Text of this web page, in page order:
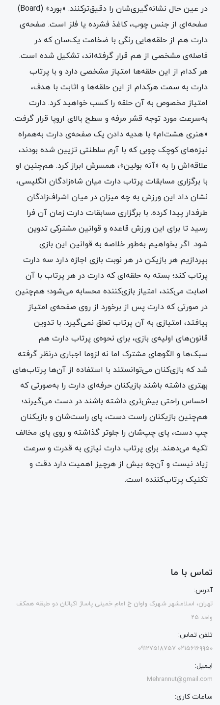
در عین حال نشانه‌گیری‌شان را دقیق‌ترکنند. «بورد» (Board)
صفحه‌ای از جنس چوب، کاغذ فشرده یا فلز است. صفحه‌ی
دارت هم از حلقه‌هایی رنگی‌ با ضخامت یک‌سان که در
فاصله‌ی مشخصی از ‌هم قرار گرفته‌اند، تشکیل شده است.
هر کدام از این حلقه‌ها امتیاز مشخصی دارد و با پرتاب
دارت به سمت هرکدام از این حلقه‌ها و اثابت با هدف،
امتیاز مخصوص به آن حلقه را کسب خواهید کرد. دارت
به‌سرعت مورد توجه قشر مرفه و سطح بالای اروپا قرار گرفت.
«هنری هشت‌ام» با هدیه دادن یک صفحه‌ی دارت به‌همراه
نیزه‌های کوچک چوبی که با آرم سلطنتی تزیین شده بودند،
علاقه‌‌اش‌ را به «آنه بولین»، همسرش ابراز کرد. هم‌چنین او
با برگزاری مسابقات پرتاب دارت میان شاه‌زادگان انگلیسی،
نشان داد این ورزش به چه میزان در میان اشراف‌زادگان
طرفدار پیدا کرده. با برگزاری مسابقات دارت زمان‌ آن فرا
رسید تا برای این ورزش قاعده‌ و قوانین‌ مشترکی تدوین
شود. اگر بخواهیم به‌طور خلاصه به قوانین این بازی
بپردازیم هر بازیکن در هر نوبت بازی اجازه دارد سه دارت
پرتاب کند؛ بسته به حلقه‌ای که دارت در هر پرتاب با آن
اصابت می‌کند، امتیاز بازی‌کننده محسابه می‌شود؛ هم‌چنین
در صورتی که دارت پس از برخورد از روی صفحه‌ی امتیاز
بیافتد، ‌امتیازی به آن پرتاب تعلق نمی‌گیرد. با تدوین
قانون‌های اولیه‌ی بازی، برای نحوه‌ی پرتاب دارت هم
سبک‌ها و الگوهای مشترک اما نه لزوما اجباری درنظر گرفته
شد که بازی‌کنان می‌توانستند با استفاده از آن‌ها پرتاب‌های
بهتری داشته باشند بازیکنان حرفه‌ای دارت را به‌صورتی که
احساس راحتی بیش‌تری داشته باشند در دست می‌گیرند؛
هم‌چنین بازیکنان راست دست، پای راست‌شان و بازیکنان
چپ دست، پای چپ‌شان را جلو‌تر گذاشته و روی پای مخالف
تکیه می‌دهند. برای پرتاب دارت نیازی به قدرت و سرعت
زیاد نیست و آن‌چه بیش از هرچیز اهمیت دارد دقت و
تکنیک ‌پرتاب‌کننده است.
تماس با ما
آدرس:
تهران، اسلامشهر شهرک واوان خ امام خمینی پاساژ اکباتان دو طبقه همکف
واحد ۲۵
تلفن تماس:
۰۲۱۵۶۱۶۹۹۵۰ 09127518757
ایمیل:
Mehrannut@gmail.com
ساعات کاری: